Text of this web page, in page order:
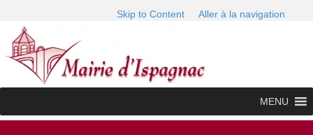
Skip to Content Aller à la navigation
MENU